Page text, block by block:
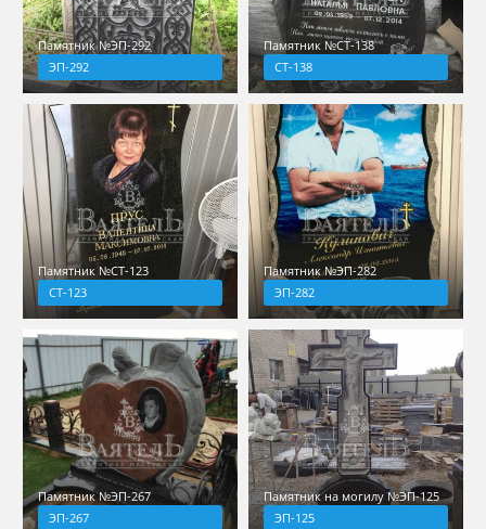
Памятник №ЭП-292
ЭП-292
Памятник №СТ-138
СТ-138
Памятник №СТ-123
СТ-123
Памятник №ЭП-282
ЭП-282
Памятник №ЭП-267
ЭП-267
Памятник на могилу №ЭП-125
ЭП-125